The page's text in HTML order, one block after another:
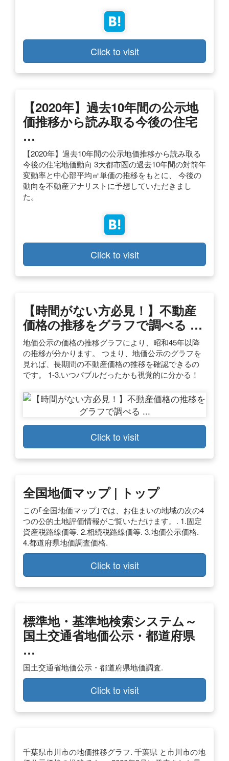
Click to visit
【2020年】過去10年間の公示地
価推移から読み取る今後の住宅
…
【2020年】過去10年間の公示地価推移から読み取る
今後の住宅地価動向 3大都市圏の過去10年間の対前年
変動率と中心部平均㎡単価の推移をもとに、 今後の
動向を不動産アナリストに予想していただきまし
た。
Click to visit
【時間がない方必見！】不動産
価格の推移をグラフで調べる …
地価公示の価格の推移グラフにより、昭和45年以降
の推移が分かります。 つまり、地価公示のグラフを
見れば、長期間の不動産価格の推移を確認できるの
です。 1-3.いつバブルだったかも視覚的に分かる！
Click to visit
全国地価マップ | トップ
この｢全国地価マップ｣では、お住まいの地域の次の4
つの公的土地評価情報がご覧いただけます。. 1.固定
資産税路線価等. 2.相続税路線価等. 3.地価公示価格.
4.都道府県地価調査価格.
Click to visit
標準地・基準地検索システム～
国土交通省地価公示・都道府県
…
国土交通省地価公示・都道府県地価調査.
Click to visit
千葉県市川市の地価推移グラフ. 千葉県 と市川市の地